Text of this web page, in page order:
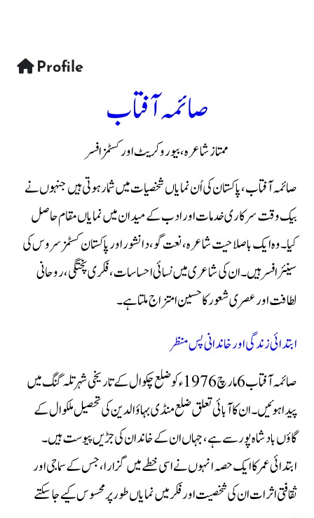
Profile
صائمہ آفتاب
ممتاز شاعرہ، بیوروکریٹ اور کسٹمز افسر
صائمہ آفتاب، پاکستان کی اُن نمایاں شخصیات میں شمار ہوتی ہیں جنہوں نے
بیک وقت سرکاری خدمات اور ادب کے میدان میں نمایاں مقام حاصل
کیا۔ وہ ایک باصلاحیت شاعرہ، نعت گو، دانشور اور پاکستان کسٹمز سروس کی
سینئر افسر ہیں۔ ان کی شاعری میں نسائی احساسات، فکری پختگی، روحانی
لطافت اور عصری شعور کا حسین امتزاج ملتا ہے۔
ابتدائی زندگی اور خاندانی پس منظر
صائمہ آفتاب 6 مارچ 1976ء کو ضلع چکوال کے تاریخی شہر تلہ گنگ میں
پیدا ہوئیں۔ ان کا آبائی تعلق ضلع منڈی بہاؤالدین کی تحصیل ملکوال کے
گاؤں بادشاہ پور سے ہے، جہاں ان کے خاندان کی جڑیں پیوست ہیں۔
ابتدائی عمر کا ایک حصہ انہوں نے اسی خطے میں گزارا، جس کے سماجی اور
ثقافتی اثرات ان کی شخصیت اور فکر میں نمایاں طور پر محسوس کیے جا سکتے